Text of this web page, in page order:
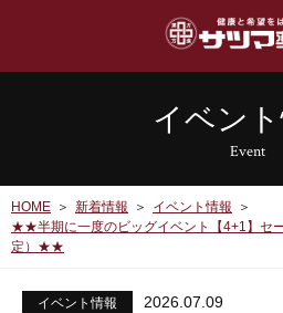
イベン
Event
HOME 新着情報
イベント情報
★★半期に一度のビッグイベント【4+1】セ
定）★★
イベント情報 2026.07.09